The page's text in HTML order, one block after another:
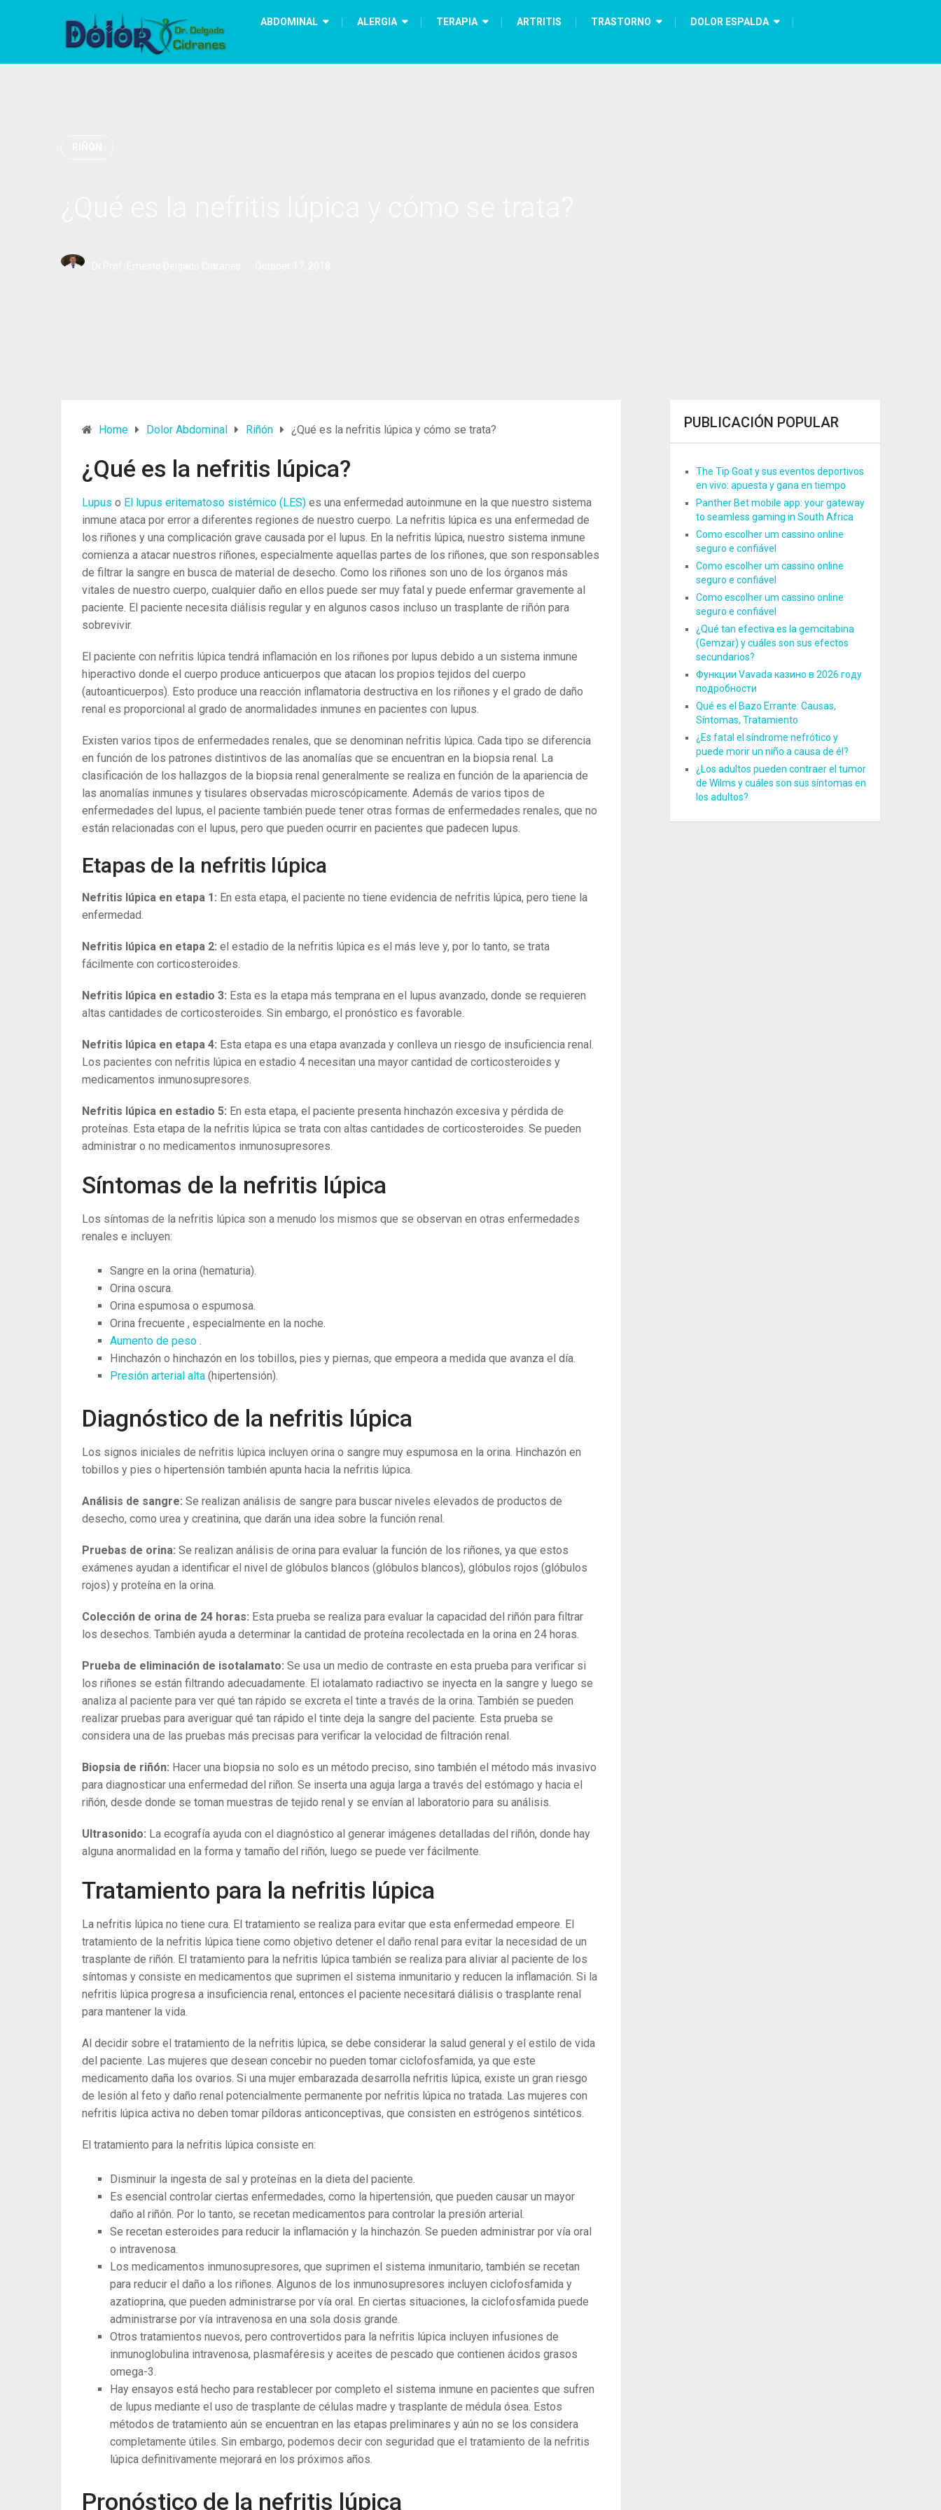
ABDOMINAL ALERGIA TERAPIA ARTRITIS TRASTORNO DOLOR ESPALDA
Home Dolor Abdominal Riñón ¿Qué es la nefritis lúpica y cómo se trata?
¿Qué es la nefritis lúpica?
Lupus o El lupus eritematoso sistémico (LES) es una enfermedad autoinmune en la que nuestro sistema
inmune ataca por error a diferentes regiones de nuestro cuerpo. La nefritis lúpica es una enfermedad de
los riñones y una complicación grave causada por el lupus. En la nefritis lúpica, nuestro sistema inmune
comienza a atacar nuestros riñones, especialmente aquellas partes de los riñones, que son responsables
de filtrar la sangre en busca de material de desecho. Como los riñones son uno de los órganos más
vitales de nuestro cuerpo, cualquier daño en ellos puede ser muy fatal y puede enfermar gravemente al
paciente. El paciente necesita diálisis regular y en algunos casos incluso un trasplante de riñón para
sobrevivir.
El paciente con nefritis lúpica tendrá inflamación en los riñones por lupus debido a un sistema inmune
hiperactivo donde el cuerpo produce anticuerpos que atacan los propios tejidos del cuerpo
(autoanticuerpos). Esto produce una reacción inflamatoria destructiva en los riñones y el grado de daño
renal es proporcional al grado de anormalidades inmunes en pacientes con lupus.
Existen varios tipos de enfermedades renales, que se denominan nefritis lúpica. Cada tipo se diferencia
en función de los patrones distintivos de las anomalías que se encuentran en la biopsia renal. La
clasificación de los hallazgos de la biopsia renal generalmente se realiza en función de la apariencia de
las anomalías inmunes y tisulares observadas microscópicamente. Además de varios tipos de
enfermedades del lupus, el paciente también puede tener otras formas de enfermedades renales, que no
están relacionadas con el lupus, pero que pueden ocurrir en pacientes que padecen lupus.
Etapas de la nefritis lúpica
Nefritis lúpica en etapa 1: En esta etapa, el paciente no tiene evidencia de nefritis lúpica, pero tiene la
enfermedad.
Nefritis lúpica en etapa 2: el estadio de la nefritis lúpica es el más leve y, por lo tanto, se trata
fácilmente con corticosteroides.
Nefritis lúpica en estadio 3: Esta es la etapa más temprana en el lupus avanzado, donde se requieren
altas cantidades de corticosteroides. Sin embargo, el pronóstico es favorable.
Nefritis lúpica en etapa 4: Esta etapa es una etapa avanzada y conlleva un riesgo de insuficiencia renal.
Los pacientes con nefritis lúpica en estadio 4 necesitan una mayor cantidad de corticosteroides y
medicamentos inmunosupresores.
Nefritis lúpica en estadio 5: En esta etapa, el paciente presenta hinchazón excesiva y pérdida de
proteínas. Esta etapa de la nefritis lúpica se trata con altas cantidades de corticosteroides. Se pueden
administrar o no medicamentos inmunosupresores.
Síntomas de la nefritis lúpica
Los síntomas de la nefritis lúpica son a menudo los mismos que se observan en otras enfermedades
renales e incluyen:
Sangre en la orina (hematuria).
Orina oscura.
Orina espumosa o espumosa.
Orina frecuente , especialmente en la noche.
Aumento de peso .
Hinchazón o hinchazón en los tobillos, pies y piernas, que empeora a medida que avanza el día.
Presión arterial alta (hipertensión).
Diagnóstico de la nefritis lúpica
Los signos iniciales de nefritis lúpica incluyen orina o sangre muy espumosa en la orina. Hinchazón en
tobillos y pies o hipertensión también apunta hacia la nefritis lúpica.
Análisis de sangre: Se realizan análisis de sangre para buscar niveles elevados de productos de
desecho, como urea y creatinina, que darán una idea sobre la función renal.
Pruebas de orina: Se realizan análisis de orina para evaluar la función de los riñones, ya que estos
exámenes ayudan a identificar el nivel de glóbulos blancos (glóbulos blancos), glóbulos rojos (glóbulos
rojos) y proteína en la orina.
Colección de orina de 24 horas: Esta prueba se realiza para evaluar la capacidad del riñón para filtrar
los desechos. También ayuda a determinar la cantidad de proteína recolectada en la orina en 24 horas.
Prueba de eliminación de isotalamato: Se usa un medio de contraste en esta prueba para verificar si
los riñones se están filtrando adecuadamente. El iotalamato radiactivo se inyecta en la sangre y luego se
analiza al paciente para ver qué tan rápido se excreta el tinte a través de la orina. También se pueden
realizar pruebas para averiguar qué tan rápido el tinte deja la sangre del paciente. Esta prueba se
considera una de las pruebas más precisas para verificar la velocidad de filtración renal.
Biopsia de riñón: Hacer una biopsia no solo es un método preciso, sino también el método más invasivo
para diagnosticar una enfermedad del riñon. Se inserta una aguja larga a través del estómago y hacia el
riñón, desde donde se toman muestras de tejido renal y se envían al laboratorio para su análisis.
Ultrasonido: La ecografía ayuda con el diagnóstico al generar imágenes detalladas del riñón, donde hay
alguna anormalidad en la forma y tamaño del riñón, luego se puede ver fácilmente.
Tratamiento para la nefritis lúpica
La nefritis lúpica no tiene cura. El tratamiento se realiza para evitar que esta enfermedad empeore. El
tratamiento de la nefritis lúpica tiene como objetivo detener el daño renal para evitar la necesidad de un
trasplante de riñón. El tratamiento para la nefritis lúpica también se realiza para aliviar al paciente de los
síntomas y consiste en medicamentos que suprimen el sistema inmunitario y reducen la inflamación. Si la
nefritis lúpica progresa a insuficiencia renal, entonces el paciente necesitará diálisis o trasplante renal
para mantener la vida.
Al decidir sobre el tratamiento de la nefritis lúpica, se debe considerar la salud general y el estilo de vida
del paciente. Las mujeres que desean concebir no pueden tomar ciclofosfamida, ya que este
medicamento daña los ovarios. Si una mujer embarazada desarrolla nefritis lúpica, existe un gran riesgo
de lesión al feto y daño renal potencialmente permanente por nefritis lúpica no tratada. Las mujeres con
nefritis lúpica activa no deben tomar píldoras anticonceptivas, que consisten en estrógenos sintéticos.
El tratamiento para la nefritis lúpica consiste en:
Disminuir la ingesta de sal y proteínas en la dieta del paciente.
Es esencial controlar ciertas enfermedades, como la hipertensión, que pueden causar un mayor
daño al riñón. Por lo tanto, se recetan medicamentos para controlar la presión arterial.
Se recetan esteroides para reducir la inflamación y la hinchazón. Se pueden administrar por vía oral
o intravenosa.
Los medicamentos inmunosupresores, que suprimen el sistema inmunitario, también se recetan
para reducir el daño a los riñones. Algunos de los inmunosupresores incluyen ciclofosfamida y
azatioprina, que pueden administrarse por vía oral. En ciertas situaciones, la ciclofosfamida puede
administrarse por vía intravenosa en una sola dosis grande.
Otros tratamientos nuevos, pero controvertidos para la nefritis lúpica incluyen infusiones de
inmunoglobulina intravenosa, plasmaféresis y aceites de pescado que contienen ácidos grasos
omega-3.
Hay ensayos está hecho para restablecer por completo el sistema inmune en pacientes que sufren
de lupus mediante el uso de trasplante de células madre y trasplante de médula ósea. Estos
métodos de tratamiento aún se encuentran en las etapas preliminares y aún no se los considera
completamente útiles. Sin embargo, podemos decir con seguridad que el tratamiento de la nefritis
lúpica definitivamente mejorará en los próximos años.
Pronóstico de la nefritis lúpica
PUBLICACIÓN POPULAR
The Tip Goat y sus eventos deportivos
en vivo: apuesta y gana en tiempo
Panther Bet mobile app: your gateway
to seamless gaming in South Africa
Como escolher um cassino online
seguro e confiável
Como escolher um cassino online
seguro e confiável
Como escolher um cassino online
seguro e confiável
¿Qué tan efectiva es la gemcitabina
(Gemzar) y cuáles son sus efectos
secundarios?
Функции Vavada казино в 2026 году
подробности
Qué es el Bazo Errante: Causas,
Síntomas, Tratamiento
¿Es fatal el síndrome nefrótico y
puede morir un niño a causa de él?
¿Los adultos pueden contraer el tumor
de Wilms y cuáles son sus síntomas en
los adultos?